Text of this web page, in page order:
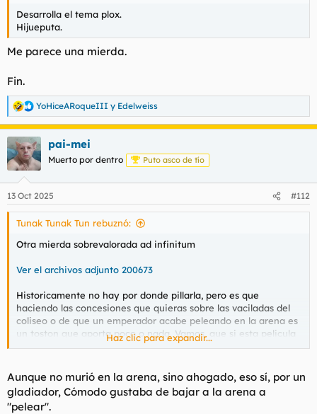
Desarrolla el tema plox.
Hijueputa.
Me parece una mierda.
Fin.
R
e
a
c
c
i
e
s
YoHiceARoqueIII y Edelweiss
pai-mei
Muerto por dentro Puto asco de tío
13 Oct 2025 #112
Tunak Tunak Tun rebuznó:
Otra mierda sobrevalorada ad infinitum
Ver el archivos adjunto 200673
Historicamente no hay por donde pillarla, pero es que
haciendo las concesiones que quieras sobre las vaciladas del
coliseo o de que un emperador acabe peleando en la arena es
un toston que aporta poco o nada. Vamos, que si esta pelicula
es buena las de Maciste son obras de arte. Lo unico positivo es
Haz clic para expandir...
Aunque no murió en la arena, sino ahogado, eso sí, por un
gladiador, Cómodo gustaba de bajar a la arena a
"pelear".